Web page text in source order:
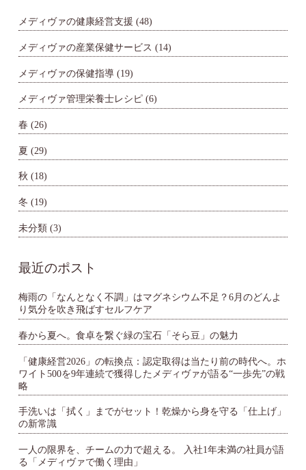
メディヴァの健康経営支援 (48)
メディヴァの産業保健サービス (14)
メディヴァの保健指導 (19)
メディヴァ管理栄養士レシピ (6)
春 (26)
夏 (29)
秋 (18)
冬 (19)
未分類 (3)
最近のポスト
梅雨の「なんとなく不調」はマグネシウム不足？6月のどんよ
り気分を吹き飛ばすセルフケア
春から夏へ。食卓を繋ぐ緑の宝石「そら豆」の魅力
「健康経営2026」の転換点：認定取得は当たり前の時代へ。ホ
ワイト500を9年連続で獲得したメディヴァが語る“一歩先”の戦
略
手洗いは「拭く」までがセット！乾燥から身を守る「仕上げ」
の新常識
一人の限界を、チームの力で超える。 入社1年未満の社員が語
る「メディヴァで働く理由」